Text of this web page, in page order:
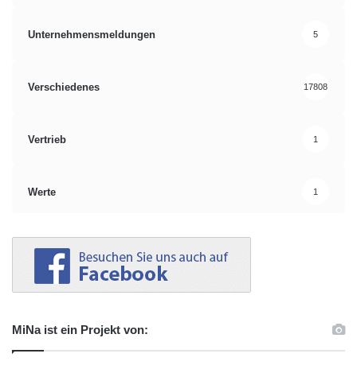
Unternehmensmeldungen 5
Verschiedenes 17808
Vertrieb 1
Werte 1
MiNa ist ein Projekt von: